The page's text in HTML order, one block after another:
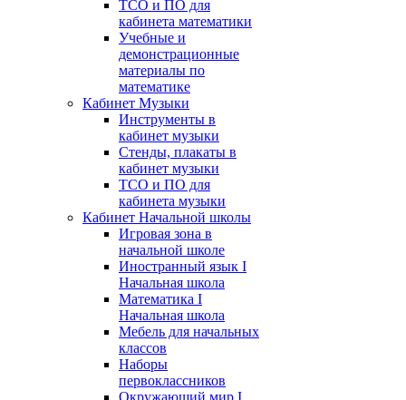
ТСО и ПО для
кабинета математики
Учебные и
демонстрационные
материалы по
математике
Кабинет Музыки
Инструменты в
кабинет музыки
Стенды, плакаты в
кабинет музыки
ТСО и ПО для
кабинета музыки
Кабинет Начальной школы
Игровая зона в
начальной школе
Иностранный язык I
Начальная школа
Математика I
Начальная школа
Мебель для начальных
классов
Наборы
первоклассников
Окружающий мир I